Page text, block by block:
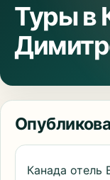
Туры в
Канада отель